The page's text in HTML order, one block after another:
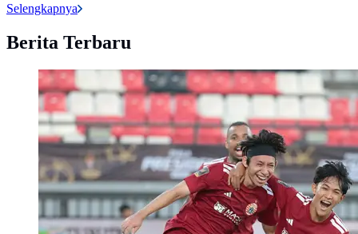
Selengkapnya
Berita Terbaru